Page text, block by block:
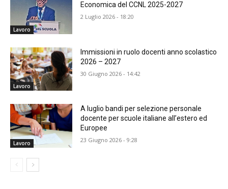
Lavoro
Economica del CCNL 2025-2027
2 Luglio 2026 - 18:20
Lavoro
Immissioni in ruolo docenti anno scolastico
2026 – 2027
30 Giugno 2026 - 14:42
Lavoro
A luglio bandi per selezione personale
docente per scuole italiane all’estero ed
Europee
23 Giugno 2026 - 9:28